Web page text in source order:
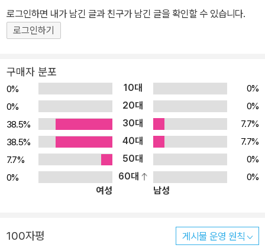
버렸다. 삼천리 금수강산 구석구석이 네모 반듯한 도시로 거듭나고
있는 이때, 박형권 작가는 청소년소설 『아버지의 알통』으로 우리 사
회를 향해 옐로카드를 꺼내 들었다. 도시에서만 살던 중학생 ‘나라’의
아래 한 번 잃으면 다시는 되돌릴 수 없는 자연을 크고 작은 욕심과 맞
바꾼 우리 어른들의 부끄러운 모습이 고스란히 투영되어 있다. 박형
권 작가는 2006년 「현대시학」을 통해 시인으로 등단하면서부터 지
난 2013년 장편동화로 한국안데르센상을 수상하기까지, 다양한 문
학 장르를 통해 소중한 자연과 그 속에서 살아가는 사람들의 삶을 독
자들에게 전해 왔다. 아름다운 섬 가덕도에서 유년을 보낸 작가는 고
향 바다에서 자연의 정취를 마음껏 누리며 성장했고, 한때 바지락조
개 양식장에서 일하기도 했다. 자연이 선물한 터전에서 삶의 ‘알통’을
살아가는 사람들의 소탈한 이야기를 다룬 것은 어쩌면 당연한 일일
것이다. 작가는 청소년소설 『아버지의 알통』을 통해 자연과 고향을
로그인하면 내가 남긴 글과 친구가 남긴 글을 확인할 수 있습니다.
로그인하기
구매자 분포
0% 10대
0%
0%
20대
0%
38.5%
30대
7.7%
38.5%
40대
7.7%
7.7%
50대
0%
0%
60대
0%
여성
남성
100자평 게시물 운영 원칙